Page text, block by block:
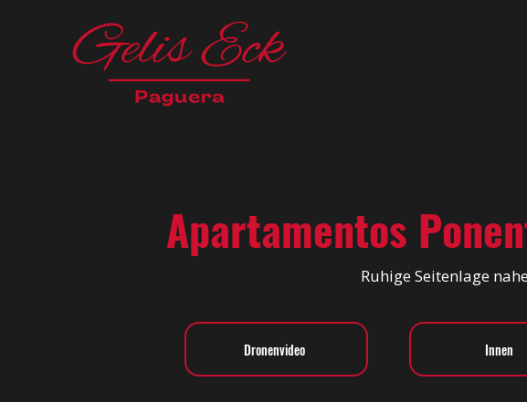
Apartamentos
Dronenvideo Innen
Ruhige Seitenlage